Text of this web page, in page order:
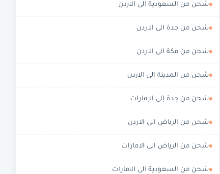
شحن من السعودية الى الاردن
شحن من جدة الى الاردن
شحن من مكة الى الاردن
شحن من المدينة الى الاردن
شحن من جدة إلى الإمارات
شحن من الرياض الى الاردن
شحن من الرياض الى الامارات
شحن من السعودية الى الامارات